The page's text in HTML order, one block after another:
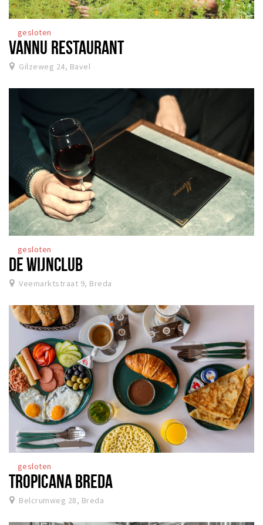
gesloten
VANNU RESTAURANT
Gilzeweg 24, Bavel
gesloten
DE WIJNCLUB
Veemarktstraat 9, Breda
gesloten
TROPICANA BREDA
Belcrumweg 28, Breda